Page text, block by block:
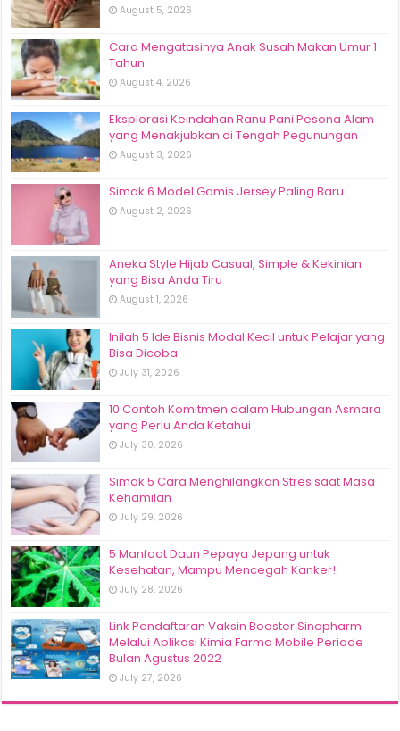
August 5, 2026
Cara Mengatasinya Anak Susah Makan Umur 1
Tahun
August 4, 2026
Eksplorasi Keindahan Ranu Pani Pesona Alam
yang Menakjubkan di Tengah Pegunungan
August 3, 2026
Simak 6 Model Gamis Jersey Paling Baru
August 2, 2026
Aneka Style Hijab Casual, Simple & Kekinian
yang Bisa Anda Tiru
August 1, 2026
Inilah 5 Ide Bisnis Modal Kecil untuk Pelajar yang
Bisa Dicoba
July 31, 2026
10 Contoh Komitmen dalam Hubungan Asmara
yang Perlu Anda Ketahui
July 30, 2026
Simak 5 Cara Menghilangkan Stres saat Masa
Kehamilan
July 29, 2026
5 Manfaat Daun Pepaya Jepang untuk
Kesehatan, Mampu Mencegah Kanker!
July 28, 2026
Link Pendaftaran Vaksin Booster Sinopharm
Melalui Aplikasi Kimia Farma Mobile Periode
Bulan Agustus 2022
July 27, 2026